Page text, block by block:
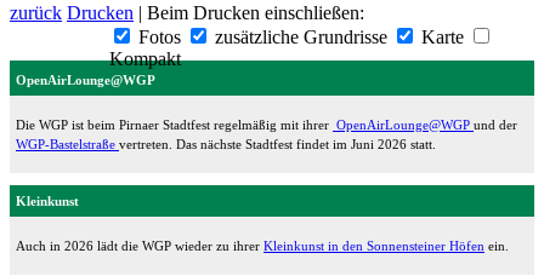
zurück Drucken | Beim Drucken einschließen:
Fotos
zusätzliche Grundrisse
Karte
Kompakt
OpenAirLounge@WGP
Die WGP ist beim Pirnaer Stadtfest regelmäßig mit ihrer OpenAirLounge@WGP und der
WGP-Bastelstraße vertreten. Das nächste Stadtfest findet im Juni 2026 statt.
Kleinkunst
Auch in 2026 lädt die WGP wieder zu ihrer Kleinkunst in den Sonnensteiner Höfen ein.